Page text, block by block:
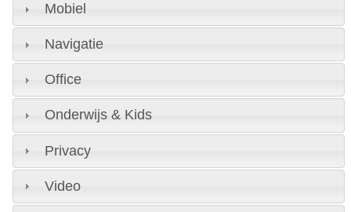
Mobiel
Navigatie
Office
Onderwijs & Kids
Privacy
Video